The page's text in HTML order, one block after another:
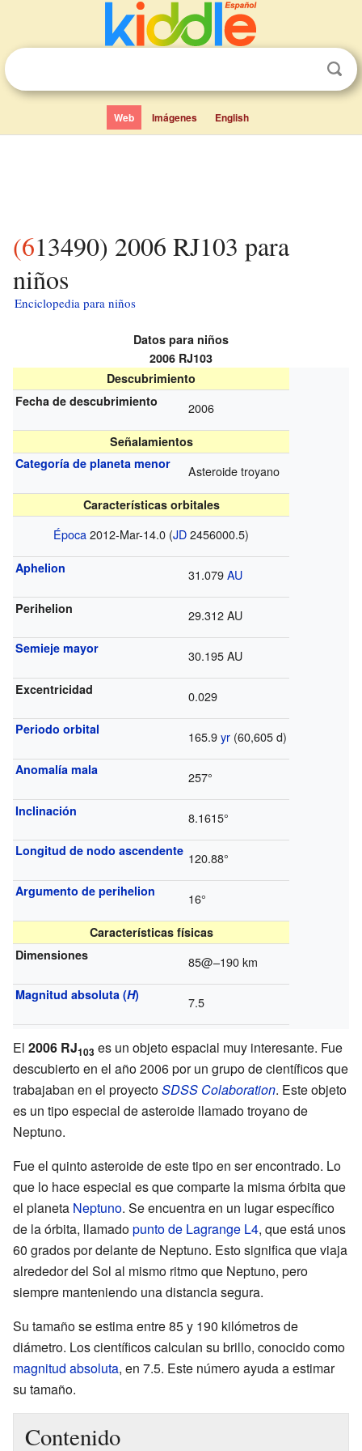
Web Imágenes English
(613490) 2006 RJ103 para
niños
Enciclopedia para niños
Datos para niños
2006 RJ103
Descubrimiento
Fecha de descubrimiento
2006
Señalamientos
Categoría de planeta menor
Asteroide troyano
Características orbitales
Época2012-Mar-14.0 (JD2456000.5)
Aphelion 31.079AU
Perihelion 29.312 AU
Semieje mayor 30.195 AU
Excentricidad 0.029
Periodo orbital 165.9yr(60,605 d)
Anomalía mala 257°
Inclinación 8.1615°
Longitud de nodo ascendente 120.88°
Argumento de perihelion 16°
Características físicas
Dimensiones
85@–190 km
Magnitud absoluta (H) 7.5
El 2006 RJ103 es un objeto espacial muy interesante. Fue
descubierto en el año 2006 por un grupo de científicos que
trabajaban en el proyectoSDSS Colaboration. Este objeto
es un tipo especial de asteroide llamado troyano de
Neptuno.
Fue el quinto asteroide de este tipo en ser encontrado. Lo
que lo hace especial es que comparte la misma órbita que
el planeta Neptuno. Se encuentra en un lugar específico
de la órbita, llamadopunto de Lagrange L4, que está unos
60 grados por delante de Neptuno. Esto significa que viaja
alrededor del Sol al mismo ritmo que Neptuno, pero
siempre manteniendo una distancia segura.
Su tamaño se estima entre 85 y 190 kilómetros de
diámetro. Los científicos calculan su brillo, conocido como
magnitud absoluta, en 7.5. Este número ayuda a estimar
su tamaño.
Contenido